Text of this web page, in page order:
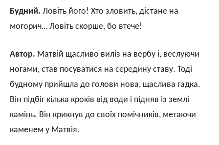
Будний. Ловіть його! Хто зловить, дістане на
могорич… Ловіть скорше, бо втече!
Автор. Матвій щасливо виліз на вербу і, веслуючи
ногами, став посуватися на середину ставу. Тоді
будному прийшла до голови нова, щаслива гадка.
Він підбіг кілька кроків від води і підняв із землі
камінь. Він крикнув до своїх помічників, метаючи
каменем у Матвія.